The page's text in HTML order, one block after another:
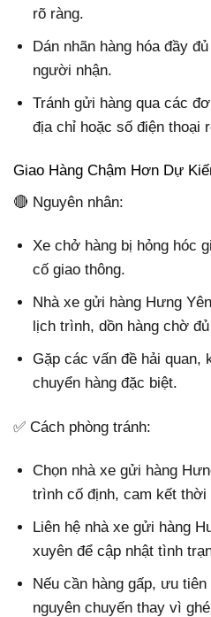
rõ ràng.
Dán nhãn hàng hóa đầy
người nhận.
Tránh gửi hàng qua các
địa chỉ hoặc số điện thoại
Giao Hàng Chậm Hơn Dự
🔴 Nguyên nhân:
Xe chở hàng bị hỏng hóc
cố giao thông.
Nhà xe gửi hàng Hưng
lịch trình, dồn hàng chờ
Gặp các vấn đề hải quan,
chuyển hàng đặc biệt.
✅ Cách phòng tránh:
Chọn nhà xe gửi hàng
trình cố định, cam kết thời
Liên hệ nhà xe gửi hàng
xuyên để cập nhật tình
Nếu cần hàng gấp, ưu
nguyên chuyến thay vì